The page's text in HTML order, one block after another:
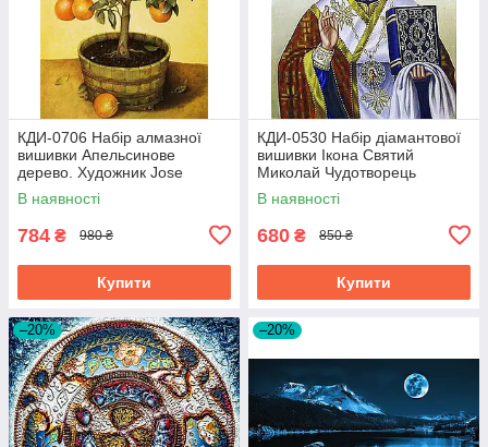
КДИ-0706 Набір алмазної
вишивки Апельсинове
дерево. Художник Jоse
Escofet
В наявності
784 ₴ 980 ₴
Купити
КДИ-0530 Набір діамантової
вишивки Ікона Святий
Миколай Чудотворець
В наявності
680 ₴ 850 ₴
Купити
–20% –20%